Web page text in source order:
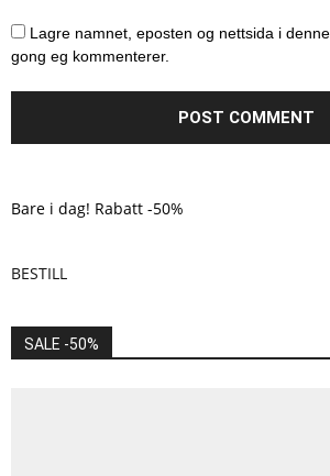
Lagre namnet, eposten og nettsida i
gong eg kommenterer.
Bare i dag! Rabatt -50%
BESTILL
SALE -50%